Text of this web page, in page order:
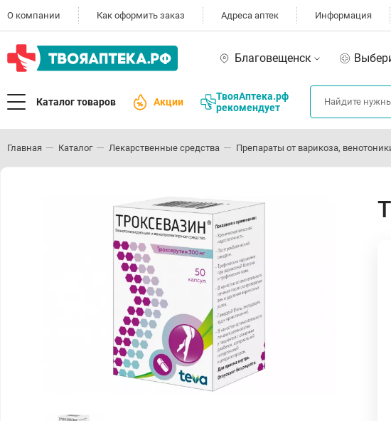
О компании Как оформить заказ Адреса аптек Информация
Благовещенск
Каталог товаров Акции
ТвояАптека.рф
рекомендует
Главная Каталог Лекарственные средства Препараты от варикоза,